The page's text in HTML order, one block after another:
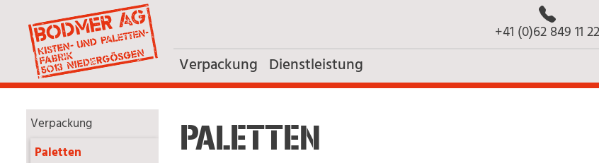
+41 (0)62 849 11 22
Verpackung Dienstleistung
Verpackung
Paletten
PALETTEN